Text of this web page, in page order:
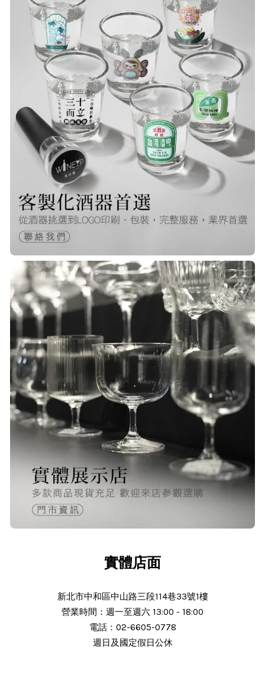
21/Nov/2025 05:25 pm
已經回購無數次，賣家態度良好，有
問必答，包裝完整，商品也非常的
棒！
Q***
22/Nov/2025 12:40 pm
很快就收到商品了，出貨速度非常的
快，非常棒的賣家 質感又耐看,細膩
包裝得很小心 CP值很高！！推薦購入
P***
23/Nov/2025 08:00 am
品質非常好！手摸的觸感就很明顯感
覺質感
O***
第 6次回購實體店面
新北市中和區中山路三段114巷33號1樓
營業時間：週一至週六 13:00 - 18:00
電話：02-6605-0778
週日及國定假日公休